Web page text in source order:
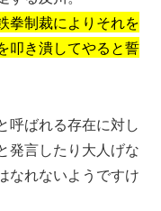
拳制裁によりそれを
叩き潰してやると誓
ばれる存在に対し
発言したり大人げな
なれないようですけ